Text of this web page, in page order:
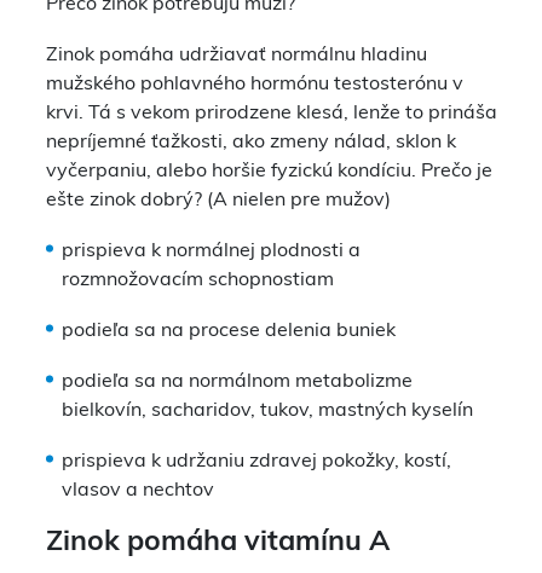
Prečo zinok potrebujú muži?
Zinok pomáha udržiavať normálnu hladinu
mužského pohlavného hormónu testosterónu v
krvi. Tá s vekom prirodzene klesá, lenže to prináša
nepríjemné ťažkosti, ako zmeny nálad, sklon k
vyčerpaniu, alebo horšie fyzickú kondíciu. Prečo je
ešte zinok dobrý? (A nielen pre mužov)
prispieva k normálnej plodnosti a
rozmnožovacím schopnostiam
podieľa sa na procese delenia buniek
podieľa sa na normálnom metabolizme
bielkovín, sacharidov, tukov, mastných kyselín
prispieva k udržaniu zdravej pokožky, kostí,
vlasov a nechtov
Zinok pomáha vitamínu A